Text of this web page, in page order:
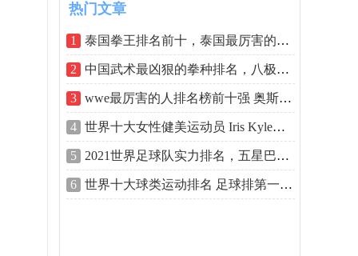
热门文章
1 泰国拳王排名前十，泰国最厉害的拳王排
2 中国武术最凶狠的拳种排名，八极拳刚猛
3 wwe最厉害的人排名榜前十强 奥斯汀实力排
4 世界十大女性健美运动员 Iris Kyle排名第一
5 2021世界足球队实力排名，五星巴西仅排第
6 世界十大球类运动排名 足球排第一篮球仅